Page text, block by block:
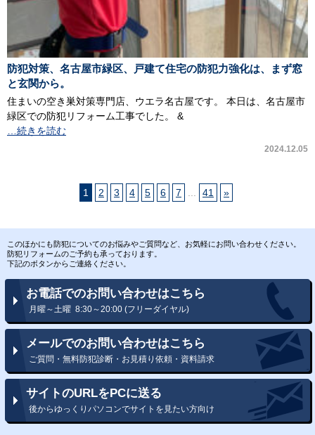
防犯対策、名古屋市緑区、戸建て住宅の防犯力強化は、まず窓
と玄関から。
住まいの空き巣対策専門店、ウエラ名古屋です。 本日は、名古屋市
緑区での防犯リフォーム工事でした。 &
…続きを読む
2024.12.05
1 2 3 4 5 6 7 41 »
このほかにも防犯についてのお悩みやご質問など、お気軽にお問い合わせください。
防犯リフォームのご予約も承っております。
下記のボタンからご連絡ください。
お電話でのお問い合わせはこちら
月曜～土曜 8:30～20:00 (フリーダイヤル)
メールでのお問い合わせはこちら
ご質問・無料防犯診断・お見積り依頼・資料請求
サイトのURLをPCに送る
後からゆっくりパソコンでサイトを見たい方向け